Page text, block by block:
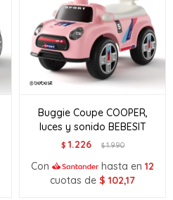
Buggie Coupe COOPER,
luces y sonido BEBESIT
$ 1.226 $1.990
Con hasta en 12
cuotas de $ 102,17